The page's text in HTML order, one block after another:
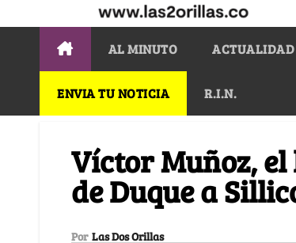
AL MINUTO ACTUALIDAD
ENVIA TU NOTICIA R.I.N.
Víctor Muñoz,
de Duque a
Por Las Dos Orillas